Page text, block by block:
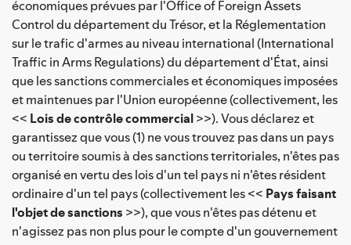
économiques prévues par l'Office of Foreign Assets
Control du département du Trésor, et la Réglementation
sur le trafic d'armes au niveau international (International
Traffic in Arms Regulations) du département d'État, ainsi
que les sanctions commerciales et économiques imposées
et maintenues par l'Union européenne (collectivement, les
<< Lois de contrôle commercial>>). Vous déclarez et
garantissez que vous (1) ne vous trouvez pas dans un pays
ou territoire soumis à des sanctions territoriales, n'êtes pas
organisé en vertu des lois d'un tel pays ni n'êtes résident
ordinaire d'un tel pays (collectivement les << Pays faisant
l'objet de sanctions >>), que vous n'êtes pas détenu et
n'agissez pas non plus pour le compte d'un gouvernement